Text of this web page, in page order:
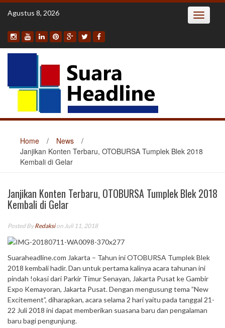
Skip
Agustus 8, 2026 Toggle
Home / News
/
Janjikan Konten Terbaru, OTOBURSA Tumplek Blek 2018
Kembali di Gelar
Janjikan Konten Terbaru, OTOBURSA Tumplek Blek 2018
Kembali di Gelar
Posted ByRedaksion Juli 11, 2018
Suaraheadline.com Jakarta – Tahun ini OTOBURSA Tumplek Blek
2018 kembali hadir. Dan untuk pertama kalinya acara tahunan ini
pindah !okasi dari Parkir Timur Senayan, Jakarta Pusat ke Gambir
Expo Kemayoran, Jakarta Pusat. Dengan mengusung tema ”New
Excitement”, diharapkan, acara selama 2 hari yaitu pada tanggal 21-
22 Juli 2018 ini dapat memberikan suasana baru dan pengalaman
baru bagi pengunjung.